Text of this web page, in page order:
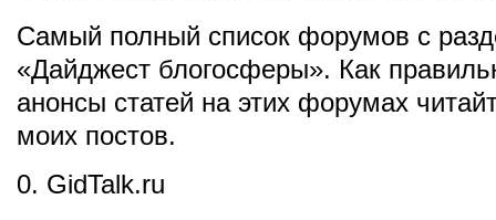
Самый полный список форумов с
«Дайджест блогосферы». Как
анонсы статей на этих форумах
моих постов.
0. GidTalk.ru